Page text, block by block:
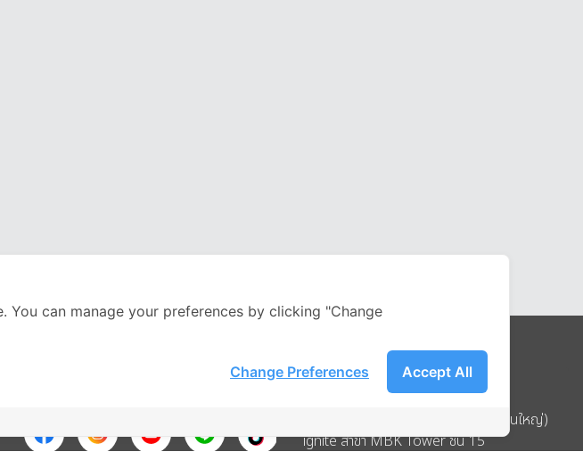
Address
บริษัท อิกไนท์ เอ สตาร์ จำกัด (สำนักงานใหญ่)
ignite สาขา MBK Tower ชั้น 15
can manage your preferences by clicking "Change
Accept All
Change Preferences